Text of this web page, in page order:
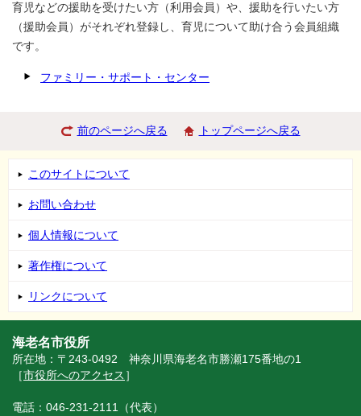
育児などの援助を受けたい方（利用会員）や、援助を行いたい方
（援助会員）がそれぞれ登録し、育児について助け合う会員組織
です。
ファミリー・サポート・センター
前のページへ戻る トップページへ戻る
このサイトについて
お問い合わせ
個人情報について
著作権について
リンクについて
海老名市役所
所在地：〒243-0492 神奈川県海老名市勝瀬175番地の1
［市役所へのアクセス ］
電話：046-231-2111（代表）